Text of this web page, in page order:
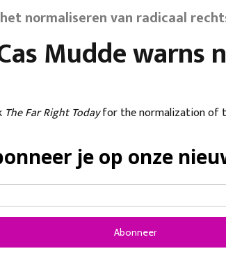
normaliseren van radicaal
Mudde warns
The Far Right Todayfor the normalization of